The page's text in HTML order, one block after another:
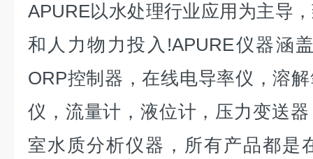
APURE以水处理行业应用为主导
和人力物力投入!APURE仪器涵
ORP控制器，在线电导率仪，溶
仪，流量计，液位计，压力变送
室水质分析仪器，所有产品都是